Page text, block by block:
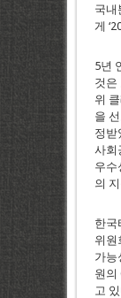
국내
게
5년
것은
위
을
정받
사회
우수
의
한국
위원
가능
원의
고